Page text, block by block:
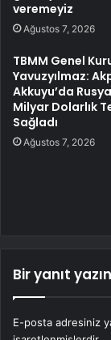
veremeyiz
Ağustos 7, 2026
TBMM Genel
Yavuzyılmaz:
Akkuyu’da
Milyar Dolarlık
Sağladı
Ağustos 7, 2026
Bir yanıt yazın
E-posta adresiniz